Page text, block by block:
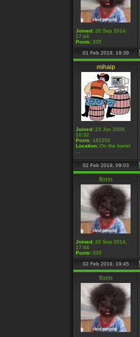
Joined: 20 Sep 2014,
17:44
Posts: 335
01 Feb 2019, 19:39
mihaip
Joined: 23 Jun 2009,
10:32
Posts: 162202
Location: On the barrel
02 Feb 2019, 09:03
florin
Joined: 20 Sep 2014,
17:44
Posts: 335
02 Feb 2019, 19:45
florin